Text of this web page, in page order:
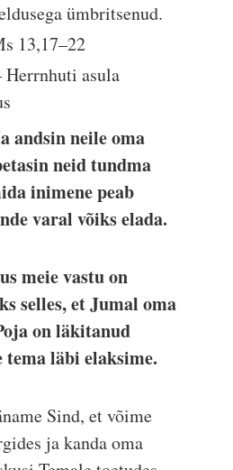
ümbritsenud.
13,17–22
Herrnhuti asula
andsin neile oma
neid tundma
inimene peab
varal võiks elada.
meie vastu on
selles, et Jumal oma
on läkitanud
läbi elaksime.
Sind, et võime
ja kanda oma